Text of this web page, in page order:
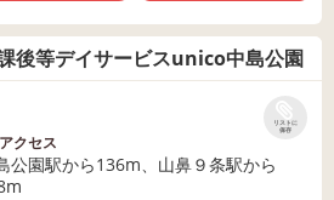
後等デイサービスunico中島公園
リストに
保存
アクセス
公園駅から136m、山鼻９条駅から